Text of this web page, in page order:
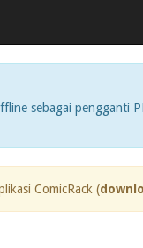
sebagai pengganti
ComicRack (